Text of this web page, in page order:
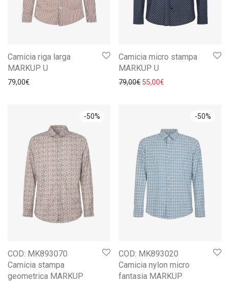
Camicia riga larga
MARKUP U
79,00€
Camicia micro stampa
MARKUP U
79,00€ Il prezzo originale era:
55,00€
-50%
COD: MK893070
Camicia stampa
geometrica MARKUP
-50%
COD: MK893020
Camicia nylon micro
fantasia MARKUP